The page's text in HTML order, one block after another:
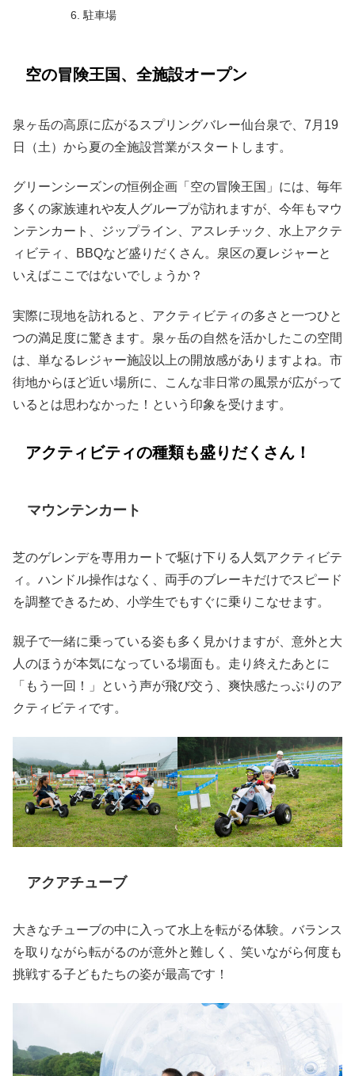
駐車場
空の冒険王国、全施設オープン
泉ヶ岳の高原に広がるスプリングバレー仙台泉で、7月19
日（土）から夏の全施設営業がスタートします。
グリーンシーズンの恒例企画「空の冒険王国」には、毎年
多くの家族連れや友人グループが訪れますが、今年もマウ
ンテンカート、ジップライン、アスレチック、水上アクテ
ィビティ、BBQなど盛りだくさん。泉区の夏レジャーと
いえばここではないでしょうか？
実際に現地を訪れると、アクティビティの多さと一つひと
つの満足度に驚きます。泉ヶ岳の自然を活かしたこの空間
は、単なるレジャー施設以上の開放感がありますよね。市
街地からほど近い場所に、こんな非日常の風景が広がって
いるとは思わなかった！という印象を受けます。
アクティビティの種類も盛りだくさん！
マウンテンカート
芝のゲレンデを専用カートで駆け下りる人気アクティビテ
ィ。ハンドル操作はなく、両手のブレーキだけでスピード
を調整できるため、小学生でもすぐに乗りこなせます。
親子で一緒に乗っている姿も多く見かけますが、意外と大
人のほうが本気になっている場面も。走り終えたあとに
「もう一回！」という声が飛び交う、爽快感たっぷりのア
クティビティです。
アクアチューブ
大きなチューブの中に入って水上を転がる体験。バランス
を取りながら転がるのが意外と難しく、笑いながら何度も
挑戦する子どもたちの姿が最高です！